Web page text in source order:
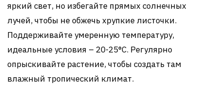
яркий свет, но избегайте прямых солнечных
лучей, чтобы не обжечь хрупкие листочки.
Поддерживайте умеренную температуру,
идеальные условия – 20-25°C. Регулярно
опрыскивайте растение, чтобы создать там
влажный тропический климат.